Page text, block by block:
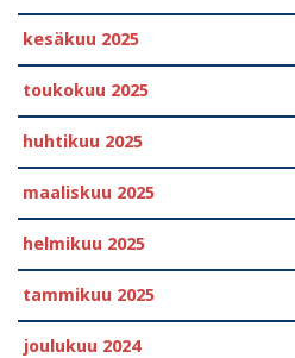
kesäkuu 2025
toukokuu 2025
huhtikuu 2025
maaliskuu 2025
helmikuu 2025
tammikuu 2025
joulukuu 2024